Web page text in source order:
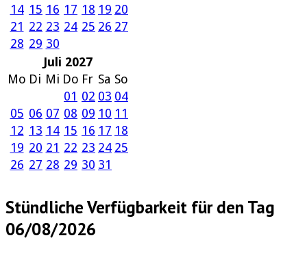
14 15 16 17 18 19 20
21 22 23 24 25 26 27
28 29 30
Juli 2027
Mo Di Mi Do Fr Sa So
01 02 03 04
05 06 07 08 09 10 11
12 13 14 15 16 17 18
19 20 21 22 23 24 25
26 27 28 29 30 31
Stündliche Verfügbarkeit für den Tag
06/08/2026